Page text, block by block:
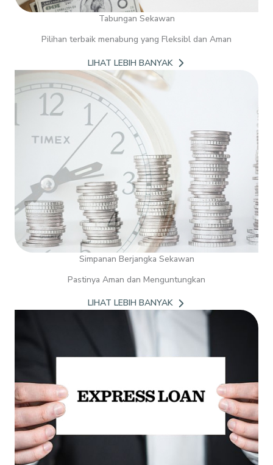
Tabungan Sekawan
Pilihan terbaik menabung yang Fleksibl dan Aman
LIHAT LEBIH BANYAK
Simpanan Berjangka Sekawan
Pastinya Aman dan Menguntungkan
LIHAT LEBIH BANYAK